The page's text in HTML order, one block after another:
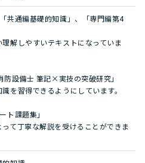
共通編基礎的知識」、「専門編第4
解しやすいテキストになっていま
防設備士 筆記×実技の突破研究」
を習得できるようにしています。
ト課題集」
って丁寧な解説を受けることができま